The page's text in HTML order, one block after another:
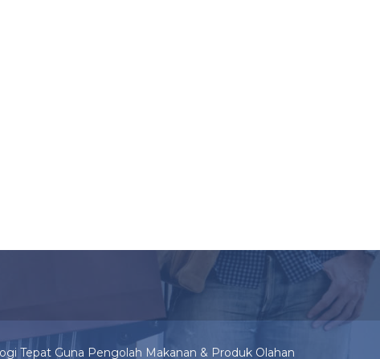
Tepat Guna Pengolah Makanan & Produk Olahan